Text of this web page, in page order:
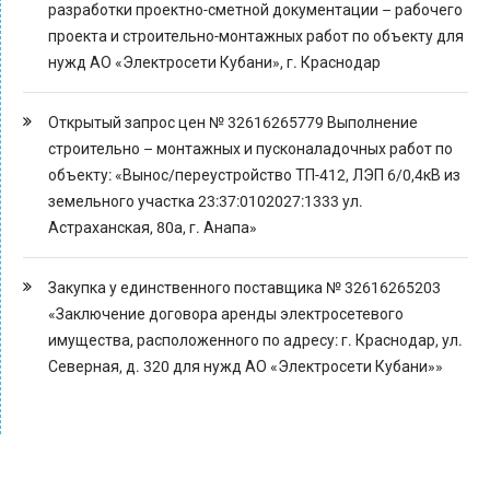
разработки проектно-сметной документации – рабочего
проекта и строительно-монтажных работ по объекту для
нужд АО «Электросети Кубани», г. Краснодар
Открытый запрос цен № 32616265779 Выполнение
строительно – монтажных и пусконаладочных работ по
объекту: «Вынос/переустройство ТП-412, ЛЭП 6/0,4кВ из
земельного участка 23:37:0102027:1333 ул.
Астраханская, 80а, г. Анапа»
Закупка у единственного поставщика № 32616265203
«Заключение договора аренды электросетевого
имущества, расположенного по адресу: г. Краснодар, ул.
Северная, д. 320 для нужд АО «Электросети Кубани»»